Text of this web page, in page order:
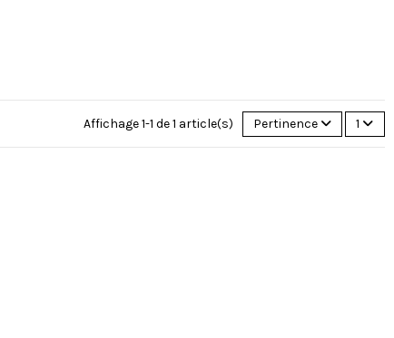
Affichage 1-1 de 1 article(s) Pertinence 1